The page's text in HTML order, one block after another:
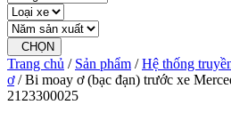
CHỌN
Trang chủ / Sản phẩm /Hệ thống
ơ/ Bi moay ơ (bạc đạn) trước xe
2123300025